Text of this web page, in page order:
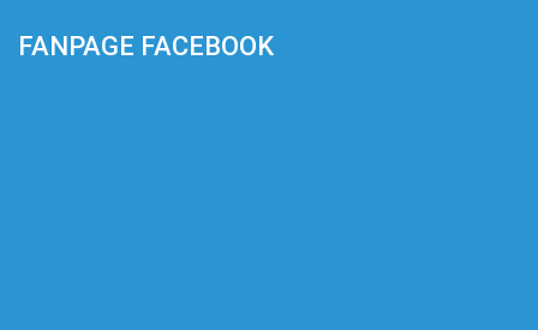
FANPAGE FACEBOOK